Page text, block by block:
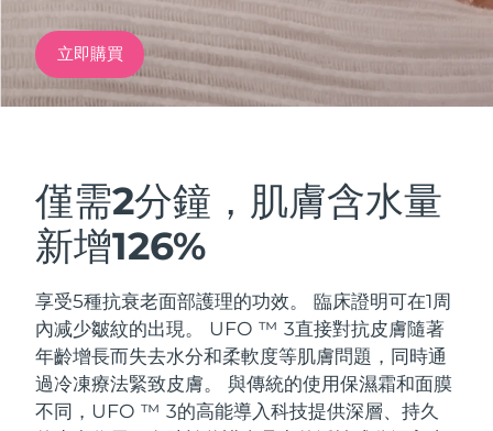
立即購買
僅需2分鐘，肌膚含水量
新增126%
享受5種抗衰老面部護理的功效。 臨床證明可在1周
內减少皺紋的出現。 UFO ™ 3直接對抗皮膚隨著
年齡增長而失去水分和柔軟度等肌膚問題，同時通
過冷凍療法緊致皮膚。
與傳統的使用保濕霜和面膜
不同，UFO ™ 3的高能導入科技提供深層、持久
紅光療法
LUNA™ 4 套裝
Anti-aging massage
BEAR™ 2 套裝
Microcurrent toning
補水保濕 口腔護理
加拿大 預計送達日期
奧地利 預計送達日期 8/9/26
巴林
比利時 預計送達日期 8/9/26
百慕達 預計送達日期8/15/26
波士尼亞與赫塞哥維納 預計送達日期8/12/26